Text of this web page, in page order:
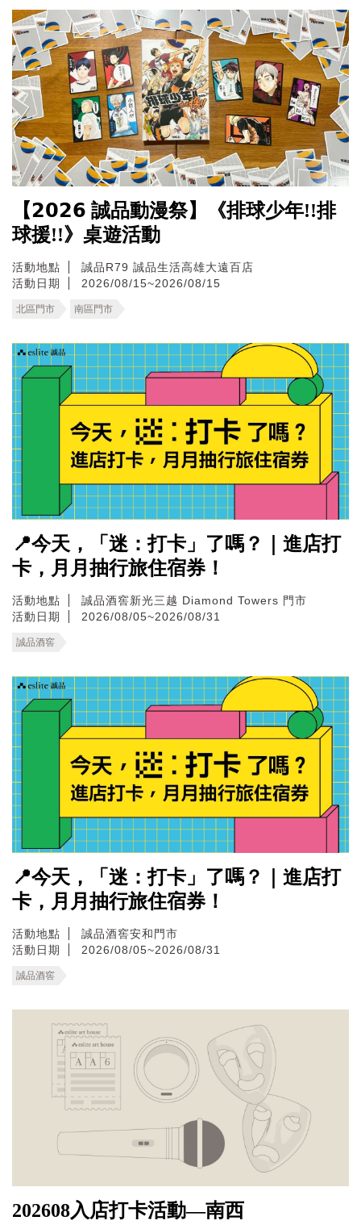
【𝟮𝟬𝟮𝟲 誠品動漫祭】《排球少年!!排
球援!!》桌遊活動
活動地點 誠品R79 誠品生活高雄大遠百店
活動日期
2026/08/15~2026/08/15
北區門市 南區門市
📍今天，「迷：打卡」了嗎？｜進店打
卡，月月抽行旅住宿券！
活動地點
誠品酒窖新光三越 Diamond Towers 門市
活動日期
2026/08/05~2026/08/31
誠品酒窖
📍今天，「迷：打卡」了嗎？｜進店打
卡，月月抽行旅住宿券！
活動地點
誠品酒窖安和門市
活動日期
2026/08/05~2026/08/31
誠品酒窖
202608入店打卡活動—南西